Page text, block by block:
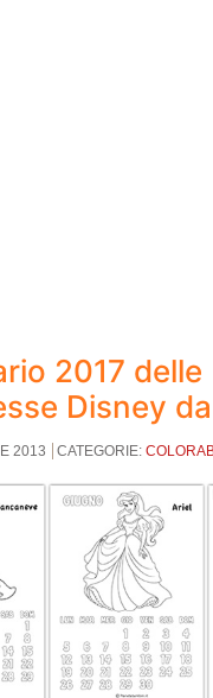
2017 delle
Disney
2013 CATEGORIE: